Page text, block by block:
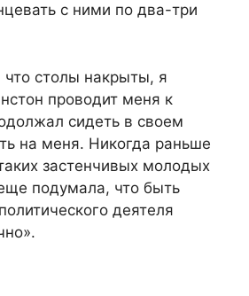
с ними по два-три
что столы накрыты, я
проводит меня к
сидеть в своем
на меня. Никогда раньше
застенчивых молодых
подумала, что быть
деятеля